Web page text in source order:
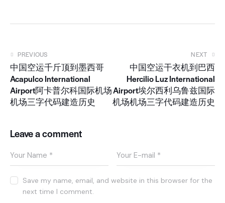
PREVIOUS
中国空运千斤顶到墨西哥
Acapulco International
Airport阿卡普尔科国际机场
机场三字代码建造历史
NEXT
中国空运干衣机到巴西
Hercilio Luz International
Airport埃尔西利乌鲁兹国际
机场机场三字代码建造历史
Leave a comment
Save my name, email, and website in this browser for the
next time I comment.